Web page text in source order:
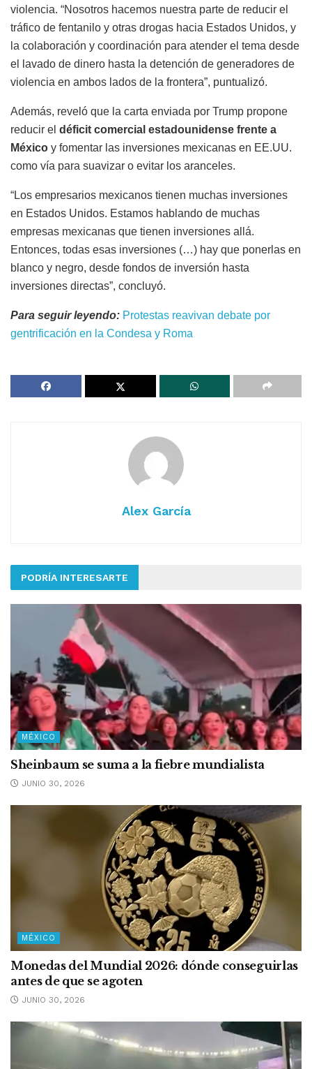
violencia. “Nosotros hacemos nuestra parte de reducir el
tráfico de fentanilo y otras drogas hacia Estados Unidos, y
la colaboración y coordinación para atender el tema desde
el lavado de dinero hasta la detención de generadores de
violencia en ambos lados de la frontera”, puntualizó.
Además, reveló que la carta enviada por Trump propone
reducir el déficit comercial estadounidense frente a
México y fomentar las inversiones mexicanas en EE.UU.
como vía para suavizar o evitar los aranceles.
“Los empresarios mexicanos tienen muchas inversiones
en Estados Unidos. Estamos hablando de muchas
empresas mexicanas que tienen inversiones allá.
Entonces, todas esas inversiones (…) hay que ponerlas en
blanco y negro, desde fondos de inversión hasta
inversiones directas”, concluyó.
Para seguir leyendo: Protestas reavivan debate por
gentrificación en la Condesa y Roma
Alex García
PODRÍA INTERESARTE
MÉXICO
Sheinbaum se suma a la fiebre mundialista
JUNIO 30, 2026
MÉXICO
Monedas del Mundial 2026: dónde conseguirlas
antes de que se agoten
JUNIO 30, 2026